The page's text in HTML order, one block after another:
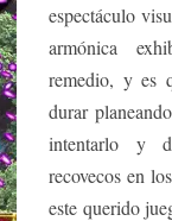
espectáculo
armónica
remedio, y es
durar
intentarlo y
recovecos en
este querido